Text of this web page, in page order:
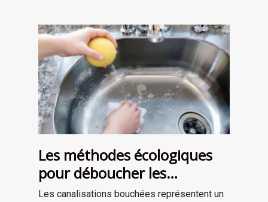
Les méthodes écologiques
pour déboucher les
canalisations
Les canalisations bouchées représentent un